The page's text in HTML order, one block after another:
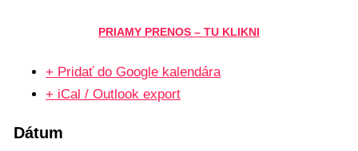
PRIAMY PRENOS – TU KLIKNI
+ Pridať do Google kalendára
+ iCal / Outlook export
Dátum